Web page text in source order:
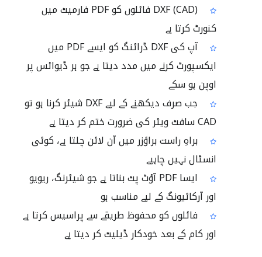
DXF (CAD) فائلوں کو PDF فارمیٹ میں
کنورٹ کرتا ہے
آپ کی DXF ڈرائنگ کو ایسے PDF میں
ایکسپورٹ کرنے میں مدد دیتا ہے جو ہر ڈیوائس پر
اوپن ہو سکے
جب صرف دیکھنے کے لیے DXF شیئر کرنا ہو تو
CAD سافٹ ویئر کی ضرورت ختم کر دیتا ہے
براہِ راست براؤزر میں آن لائن چلتا ہے، کوئی
انسٹال نہیں چاہیے
ایسا PDF آؤٹ پٹ بناتا ہے جو شیئرنگ، ریویو
اور آرکائیونگ کے لیے مناسب ہو
فائلوں کو محفوظ طریقے سے پراسیس کرتا ہے
اور کام کے بعد خودکار ڈیلیٹ کر دیتا ہے